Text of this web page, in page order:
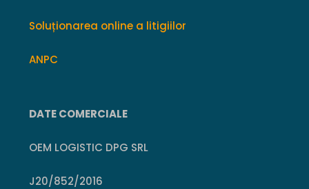
Soluționarea online a litigiilor
ANPC
DATE COMERCIALE
OEM LOGISTIC DPG SRL
J20/852/2016